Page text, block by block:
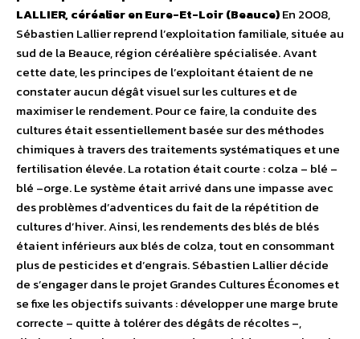
LALLIER, céréalier en Eure-Et-Loir (Beauce)En 2008,
Sébastien Lallier reprend l’exploitation familiale, située au
sud de la Beauce, région céréalière spécialisée. Avant
cette date, les principes de l’exploitant étaient de ne
constater aucun dégât visuel sur les cultures et de
maximiser le rendement. Pour ce faire, la conduite des
cultures était essentiellement basée sur des méthodes
chimiques à travers des traitements systématiques et une
fertilisation élevée. La rotation était courte : colza – blé –
blé –orge. Le système était arrivé dans une impasse avec
des problèmes d’adventices du fait de la répétition de
cultures d’hiver. Ainsi, les rendements des blés de blés
étaient inférieurs aux blés de colza, tout en consommant
plus de pesticides et d’engrais. Sébastien Lallier décide
de s’engager dans le projet Grandes Cultures Économes et
se fixe les objectifs suivants : développer une marge brute
correcte – quitte à tolérer des dégâts de récoltes –,